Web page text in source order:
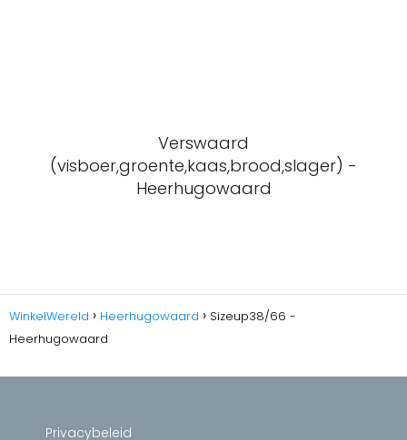
Verswaard
(visboer,groente,kaas,brood,slager) -
Heerhugowaard
WinkelWereld Heerhugowaard
Sizeup38/66 -
Heerhugowaard
Privacybeleid